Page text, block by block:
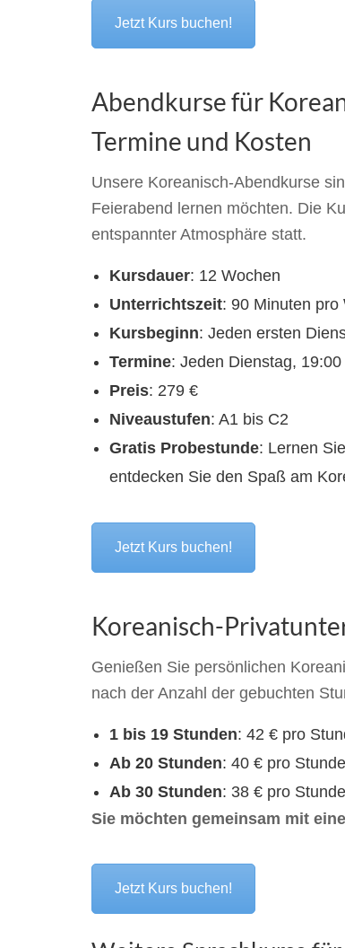
Jetzt Kurs buchen!
Abendkurse für
Termine und Kosten
Unsere Koreanisch-Abendkurse
Feierabend lernen möchten. Die
entspannter Atmosphäre statt.
Kursdauer: 12 Wochen
Unterrichtszeit: 90 Minuten pro
Kursbeginn: Jeden ersten
Termine: Jeden Dienstag,
Preis: 279 €
Niveaustufen: A1 bis C2
Gratis Probestunde: Lernen
entdecken Sie den Spaß am
Jetzt Kurs buchen!
Koreanisch-
Genießen Sie persönlichen
nach der Anzahl der gebuchten
1 bis 19 Stunden: 42 € pro
Ab 20 Stunden: 40 € pro Stunde
Ab 30 Stunden: 38 € pro Stunde
Sie möchten gemeinsam mit
Jetzt Kurs buchen!